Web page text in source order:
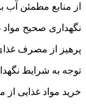
از منابع مطمئن آب
نگهداری صحیح مواد
پرهیز از مصرف
توجه به شرایط
خرید مواد غذایی از